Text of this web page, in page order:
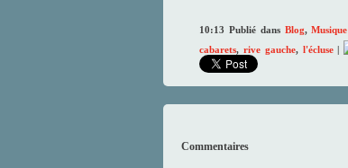
10:13 Publié dans Blog,Musique
cabarets, rive gauche, l'écluse|
Commentaires